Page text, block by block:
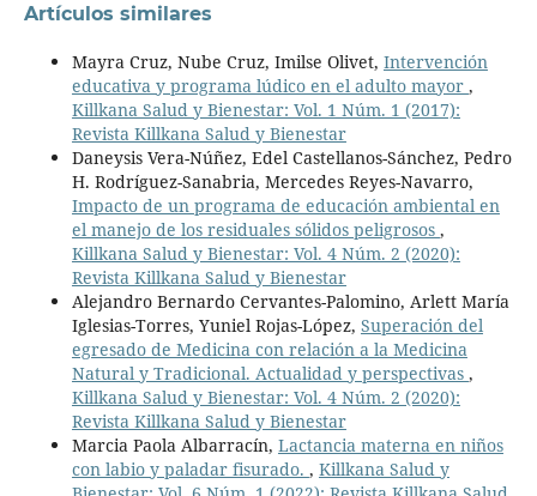
Artículos similares
Mayra Cruz, Nube Cruz, Imilse Olivet, Intervención
educativa y programa lúdico en el adulto mayor ,
Killkana Salud y Bienestar: Vol. 1 Núm. 1 (2017):
Revista Killkana Salud y Bienestar
Daneysis Vera-Núñez, Edel Castellanos-Sánchez, Pedro
H. Rodríguez-Sanabria, Mercedes Reyes-Navarro,
Impacto de un programa de educación ambiental en
el manejo de los residuales sólidos peligrosos ,
Killkana Salud y Bienestar: Vol. 4 Núm. 2 (2020):
Revista Killkana Salud y Bienestar
Alejandro Bernardo Cervantes-Palomino, Arlett María
Iglesias-Torres, Yuniel Rojas-López, Superación del
egresado de Medicina con relación a la Medicina
Natural y Tradicional. Actualidad y perspectivas ,
Killkana Salud y Bienestar: Vol. 4 Núm. 2 (2020):
Revista Killkana Salud y Bienestar
Marcia Paola Albarracín, Lactancia materna en niños
con labio y paladar fisurado. , Killkana Salud y